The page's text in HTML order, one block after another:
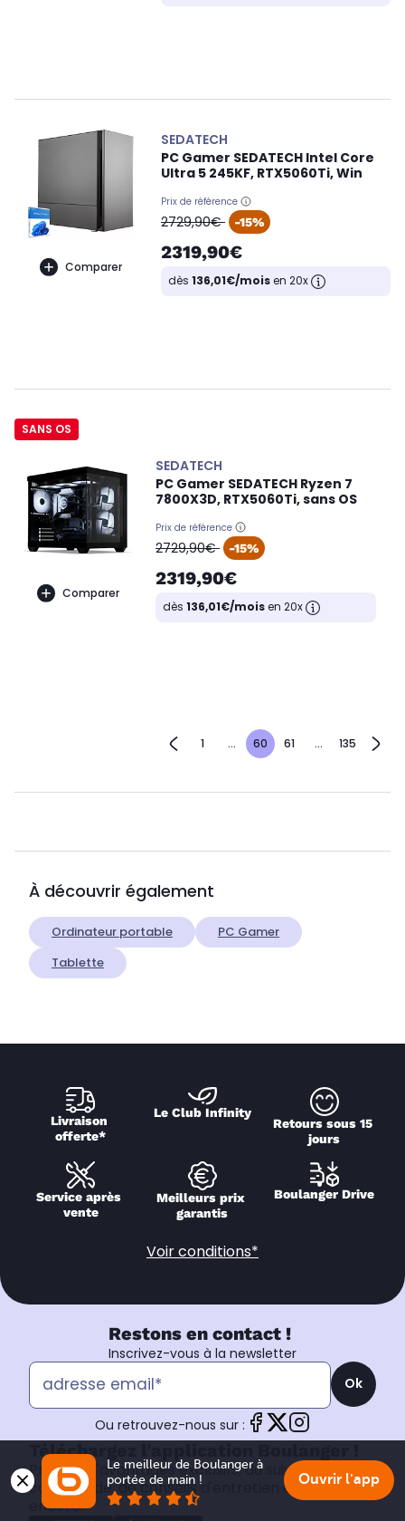
Comparer
SEDATECH
PC Gamer SEDATECH Intel Core
Ultra 5 245KF, RTX5060Ti, Win
Prix de référence
oldPrice
2729,90€ -15%
2319,90€
dès 136,01€/moisen 20x
SANS OS
Comparer
SEDATECH
PC Gamer SEDATECH Ryzen 7
7800X3D, RTX5060Ti, sans OS
Prix de référence
oldPrice
2729,90€ -15%
2319,90€
dès 136,01€/moisen 20x
1 ... 60 61 ... 135
À découvrir également
Ordinateur portable
PC Gamer
Tablette
Livraison
offerte*
Le Club Infinity
Retours sous 15
jours
Service après
vente
Meilleurs prix
garantis
Boulanger Drive
Voir conditions*
Restons en contact !
Inscrivez-vous à la newsletter
Ok
Ou retrouvez-nous sur :
Téléchargez l'application Boulanger !
Profitez d'avantages exclusifs, du suivi de votre
commande, de conseils d'entretien et plus
encore.
Le meilleur de Boulanger à
portée de main !
Ouvrir l'app